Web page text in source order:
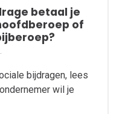
betaal je
of
bijdragen, lees
wil je